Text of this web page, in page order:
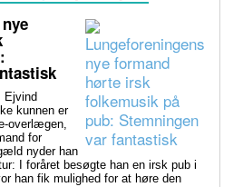
Ejvind
kunnen er
overlægen,
for
nyder han
I foråret besøgte han en irsk pub i
han fik mulighed for at høre den